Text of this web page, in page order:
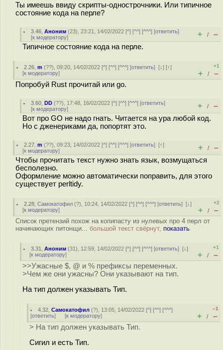
Ты имеешь ввиду скрипты-однострочники. Или типичное
состояние кода на перле?
3.46 ,Аноним (23), 23:21, 14/02/2022 [^] [^^] [^^^] [ответить]
[к модератору] + / –
Типичное состояние кода на перле.
2.26 ,m (??), 09:20, 14/02/2022 [^] [^^] [^^^] [ответить][↓] [↑]
[к модератору]
+1
+ / –
Попробуй Rust прочитай или go.
3.60 ,DD (??), 17:48, 16/02/2022 [^] [^^] [^^^] [ответить]
[к модератору] + / –
Вот про GO не надо гнать. Читается на ура любой код.
Но с дженериками да, попортят это.
2.27 ,m (??), 09:23, 14/02/2022 [^] [^^] [^^^] [ответить][↑]
[к модератору] + / –
Чтобы прочитать текст нужно знать язык, возмущаться
бесполезно.
Оформление можно автоматически поправить, для этого
существует perltidy.
2.28 ,Самокатофил (?), 10:24, 14/02/2022 [^] [^^] [^^^] [ответить][↓]
[к модератору]
+2
+ / –
Список претензий похож на копипасту из нулевых про 4 перл от
начинающих питонщи... большой текст свёрнут, показать
3.31 ,Аноним (31), 12:59, 14/02/2022 [^] [^^] [^^^] [ответить][↓]
[к модератору]
+1
+ / –
>>Ужасные $, @ и % префиксы переменных.
>Чем же они ужасны? Они указывают на тип.
На тип должен указывать Тип.
4.32 ,Самокатофил (?), 13:05, 14/02/2022 [^] [^^] [^^^]
[ответить] [к модератору]
–1
+ / –
> На тип должен указывать Тип.
Сигил и есть Тип.